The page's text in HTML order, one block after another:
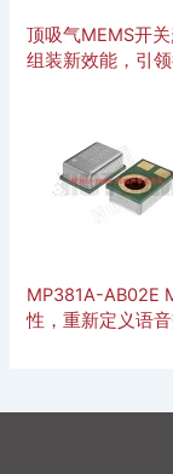
顶吸气MEMS开
组装新效能，引
MP381A-AB02E
性，重新定义语